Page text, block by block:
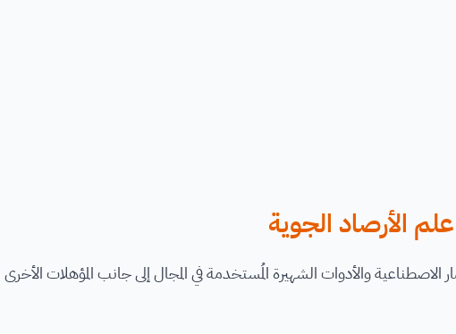
الأرصاد الجوية
والأدوات الشهيرة المُستخدمة في المجال إلى جانب المؤهلات الأخرى